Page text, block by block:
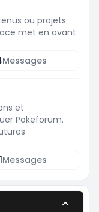
ou projets
met en avant
Messages
et
Pokeforum.
Messages